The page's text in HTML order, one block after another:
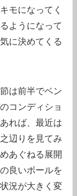
モになってく
ようになって
に決めてくる
は前半でベン
コンディショ
れば、最近は
辺りを見てみ
あぐねる展開
良いボールを
況が大きく変